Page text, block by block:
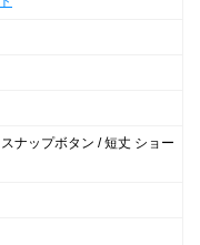
ナップボタン / 短丈 ショー